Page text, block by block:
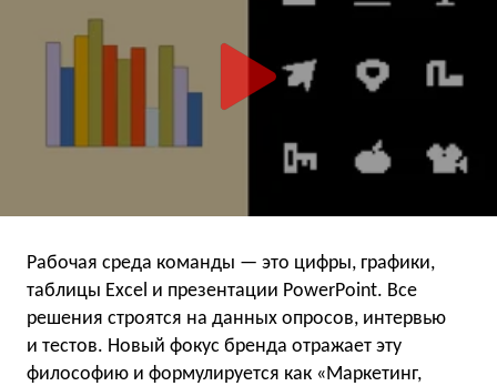
Рабочая среда команды — это цифры, графики,
таблицы Excel и презентации PowerPoint. Все
решения строятся на данных опросов, интервью
и тестов. Новый фокус бренда отражает эту
философию и формулируется как «Маркетинг,